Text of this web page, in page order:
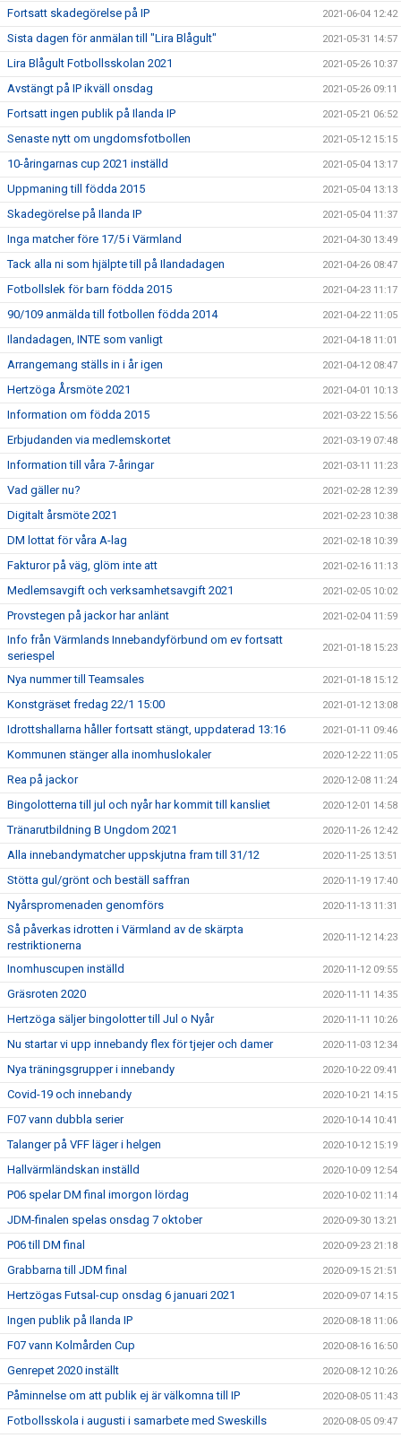
Fortsatt skadegörelse på IP 2021-06-04 12:42
Sista dagen för anmälan till "Lira Blågult" 2021-05-31 14:57
Lira Blågult Fotbollsskolan 2021 2021-05-26 10:37
Avstängt på IP ikväll onsdag 2021-05-26 09:11
Fortsatt ingen publik på Ilanda IP 2021-05-21 06:52
Senaste nytt om ungdomsfotbollen 2021-05-12 15:15
10-åringarnas cup 2021 inställd 2021-05-04 13:17
Uppmaning till födda 2015 2021-05-04 13:13
Skadegörelse på Ilanda IP 2021-05-04 11:37
Inga matcher före 17/5 i Värmland 2021-04-30 13:49
Tack alla ni som hjälpte till på Ilandadagen 2021-04-26 08:47
Fotbollslek för barn födda 2015 2021-04-23 11:17
90/109 anmälda till fotbollen födda 2014 2021-04-22 11:05
Ilandadagen, INTE som vanligt 2021-04-18 11:01
Arrangemang ställs in i år igen 2021-04-12 08:47
Hertzöga Årsmöte 2021 2021-04-01 10:13
Information om födda 2015 2021-03-22 15:56
Erbjudanden via medlemskortet 2021-03-19 07:48
Information till våra 7-åringar 2021-03-11 11:23
Vad gäller nu? 2021-02-28 12:39
Digitalt årsmöte 2021 2021-02-23 10:38
DM lottat för våra A-lag 2021-02-18 10:39
Fakturor på väg, glöm inte att 2021-02-16 11:13
Medlemsavgift och verksamhetsavgift 2021 2021-02-05 10:02
Provstegen på jackor har anlänt 2021-02-04 11:59
Info från Värmlands Innebandyförbund om ev fortsatt
seriespel
2021-01-18 15:23
Nya nummer till Teamsales 2021-01-18 15:12
Konstgräset fredag 22/1 15:00 2021-01-12 13:08
Idrottshallarna håller fortsatt stängt, uppdaterad 13:16 2021-01-11 09:46
Kommunen stänger alla inomhuslokaler 2020-12-22 11:05
Rea på jackor 2020-12-08 11:24
Bingolotterna till jul och nyår har kommit till kansliet 2020-12-01 14:58
Tränarutbildning B Ungdom 2021 2020-11-26 12:42
Alla innebandymatcher uppskjutna fram till 31/12 2020-11-25 13:51
Stötta gul/grönt och beställ saffran 2020-11-19 17:40
Nyårspromenaden genomförs 2020-11-13 11:31
Så påverkas idrotten i Värmland av de skärpta
restriktionerna
2020-11-12 14:23
Inomhuscupen inställd 2020-11-12 09:55
Gräsroten 2020 2020-11-11 14:35
Hertzöga säljer bingolotter till Jul o Nyår 2020-11-11 10:26
Nu startar vi upp innebandy flex för tjejer och damer 2020-11-03 12:34
Nya träningsgrupper i innebandy 2020-10-22 09:41
Covid-19 och innebandy 2020-10-21 14:15
F07 vann dubbla serier 2020-10-14 10:41
Talanger på VFF läger i helgen 2020-10-12 15:19
Hallvärmländskan inställd 2020-10-09 12:54
P06 spelar DM final imorgon lördag 2020-10-02 11:14
JDM-finalen spelas onsdag 7 oktober 2020-09-30 13:21
P06 till DM final 2020-09-23 21:18
Grabbarna till JDM final 2020-09-15 21:51
Hertzögas Futsal-cup onsdag 6 januari 2021 2020-09-07 14:15
Ingen publik på Ilanda IP 2020-08-18 11:06
F07 vann Kolmården Cup 2020-08-16 16:50
Genrepet 2020 inställt 2020-08-12 10:26
Påminnelse om att publik ej är välkomna till IP 2020-08-05 11:43
Fotbollsskola i augusti i samarbete med Sweskills 2020-08-05 09:47